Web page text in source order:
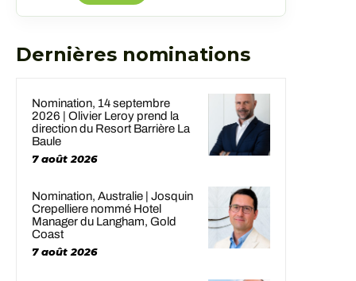
Dernières nominations
Nomination, 14 septembre
2026 | Olivier Leroy prend la
direction du Resort Barrière La
Baule
7 août 2026
Nomination, Australie | Josquin
Crepelliere nommé Hotel
Manager du Langham, Gold
Coast
7 août 2026